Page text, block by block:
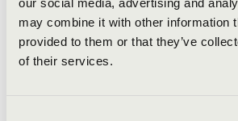
may combine it with other information
provided to them or that they’ve
of their services.
során Észak-
Franciaországban,
Felvidéken,